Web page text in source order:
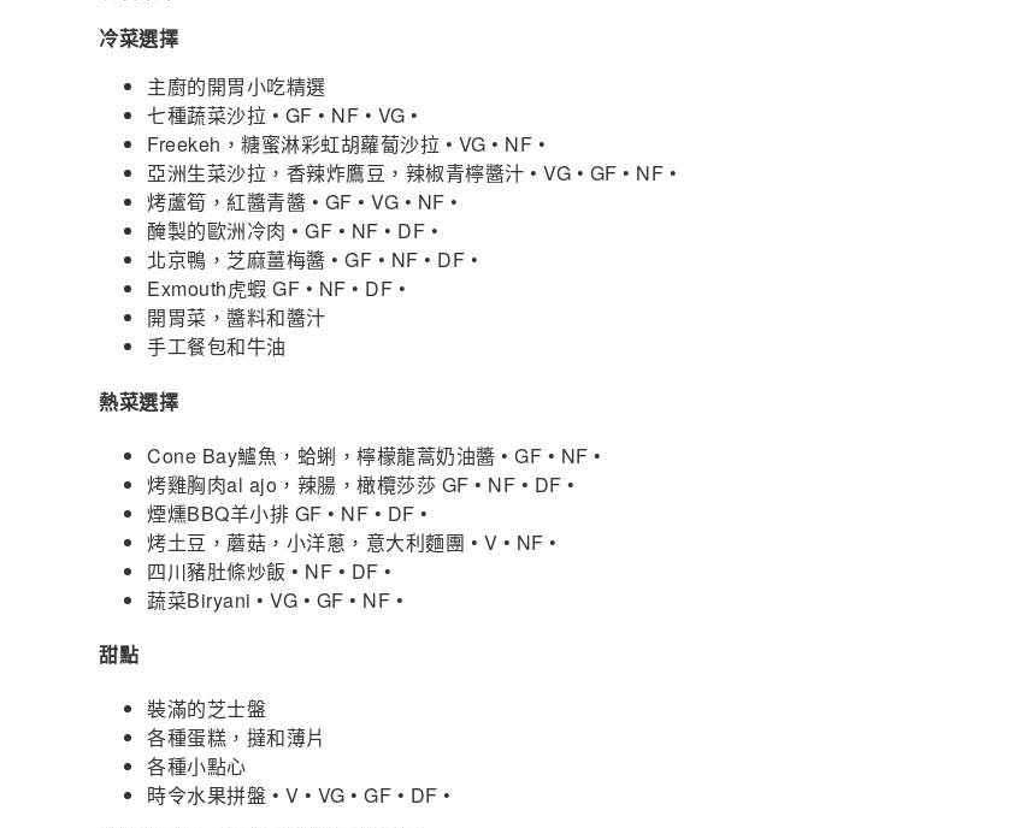
冷菜選擇
主廚的開胃小吃精選
七種蔬菜沙拉 • GF • NF • VG •
Freekeh，糖蜜淋彩虹胡蘿蔔沙拉 • VG • NF •
亞洲生菜沙拉，香辣炸鷹豆，辣椒青檸醬汁 • VG • GF • NF •
烤蘆筍，紅醬青醬 • GF • VG • NF •
醃製的歐洲冷肉 • GF • NF • DF •
北京鴨，芝麻薑梅醬 • GF • NF • DF •
Exmouth虎蝦 GF • NF • DF •
開胃菜，醬料和醬汁
手工餐包和牛油
熱菜選擇
Cone Bay鱸魚，蛤蜊，檸檬龍蒿奶油醬 • GF • NF •
烤雞胸肉al ajo，辣腸，橄欖莎莎 GF • NF • DF •
煙燻BBQ羊小排 GF • NF • DF •
烤土豆，蘑菇，小洋蔥，意大利麵團 • V • NF •
四川豬肚條炒飯 • NF • DF •
蔬菜Biryani • VG • GF • NF •
甜點
裝滿的芝士盤
各種蛋糕，撻和薄片
各種小點心
時令水果拼盤 • V • VG • GF • DF •